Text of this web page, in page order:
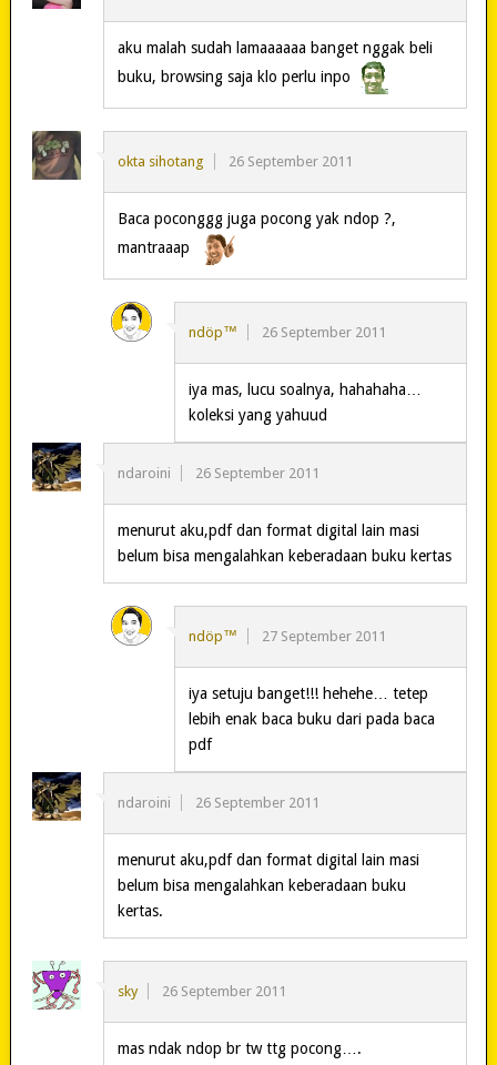
aku malah sudah lamaaaaaa banget nggak beli
buku, browsing saja klo perlu inpo
okta sihotang 26 September 2011
Baca poconggg juga pocong yak ndop ?,
mantraaap
ndöp™ 26 September 2011
iya mas, lucu soalnya, hahahaha…
koleksi yang yahuud
ndaroini 26 September 2011
menurut aku,pdf dan format digital lain masi
belum bisa mengalahkan keberadaan buku kertas
ndöp™ 27 September 2011
iya setuju banget!!! hehehe… tetep
lebih enak baca buku dari pada baca
pdf
ndaroini 26 September 2011
menurut aku,pdf dan format digital lain masi
belum bisa mengalahkan keberadaan buku
kertas.
sky 26 September 2011
mas ndak ndop br tw ttg pocong….